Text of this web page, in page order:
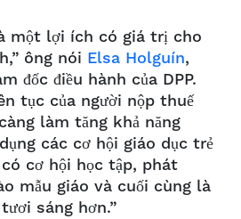
một lợi ích có giá trị cho
ông nói Elsa Holguín,
đốc điều hành của DPP.
tục của người nộp thuế
làm tăng khả năng
các cơ hội giáo dục trẻ
cơ hội học tập, phát
mẫu giáo và cuối cùng là
sáng hơn.”